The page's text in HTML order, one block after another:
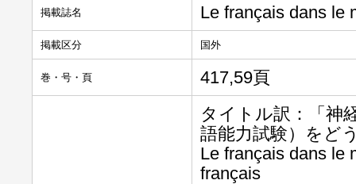
掲載誌名 Le français dans le
掲載区分 国外
巻・号・頁 417,59頁
タイトル訳：「神
語能力試験）をど
Le français dans le
français